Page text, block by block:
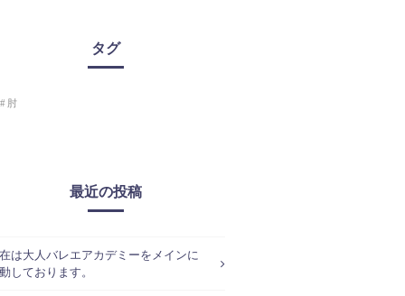
タグ
肘
最近の投稿
は大人バレエアカデミーをメインに
しております。